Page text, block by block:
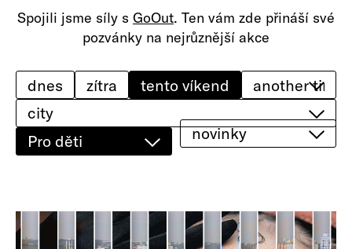
TV program
edu
Vše o ČT
Spojili jsme síly s GoOut. Ten vám zde přináší své
pozvánky na nejrůznější akce
city
Pro děti
dnes zítra tento víkend
novinky